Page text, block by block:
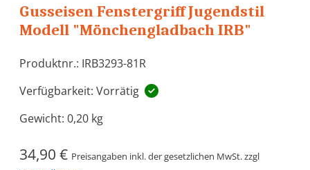
Gusseisen Fenstergriff Jugendstil
Modell "Mönchengladbach IRB"
Produktnr.: IRB3293-81R
Verfügbarkeit: Vorrätig
Gewicht: 0,20 kg
34,90 € Preisangaben inkl. der gesetzlichen MwSt. zzgl